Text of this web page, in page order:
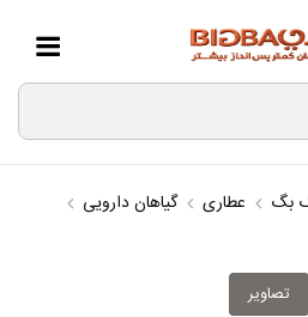
بگ عطاری
گیاهان دارویی
تصاویر